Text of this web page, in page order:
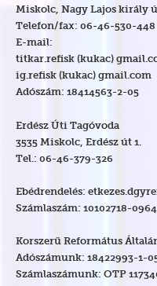
Miskolc, Nagy Lajos király
Telefon/fax: 06-46-530-448
E-mail:
titkar.refisk (kukac)
ig.refisk (kukac) gmail.com
Adószám: 18414563-2-05
Erdész Úti Tagóvoda
3535 Miskolc, Erdész út 1.
Tel.: 06-46-379-326
Ebédrendelés:
Számlaszám: 10102718-
Korszerű Református
Adószámunk: 18422993-1-
Számlaszámunk: OTP